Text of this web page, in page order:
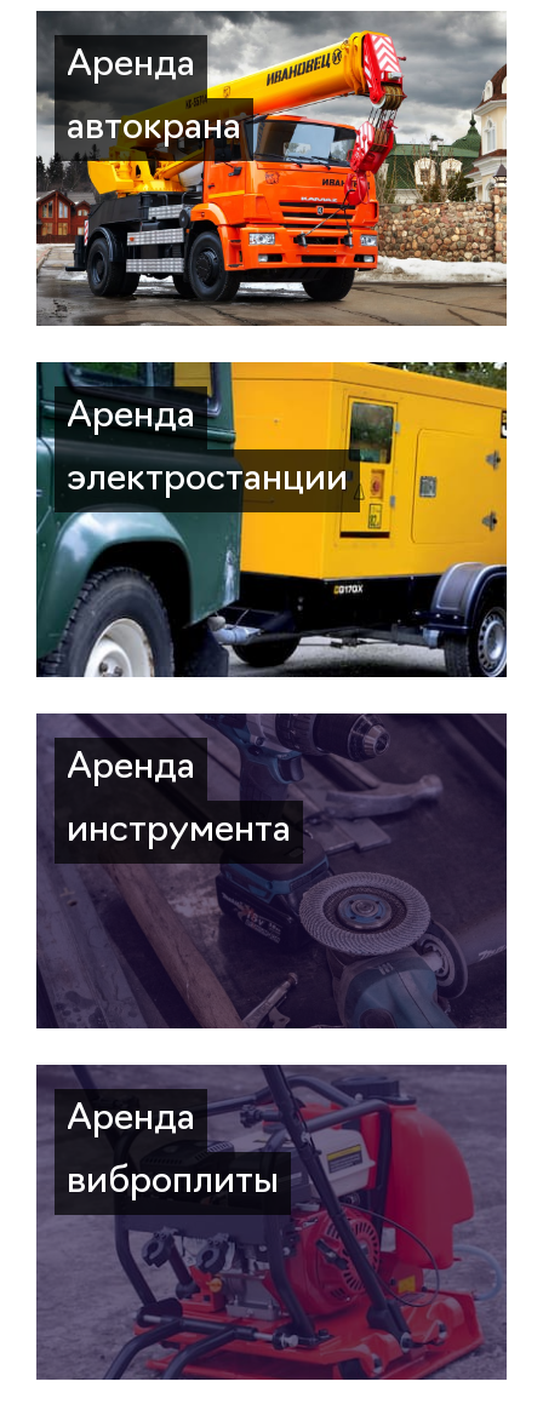
Аренда
автокрана
Аренда
электростанции
Аренда
инструмента
Аренда
виброплиты